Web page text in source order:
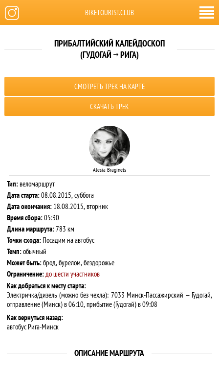
BIKETOURIST.CLUB
ПРИБАЛТИЙСКИЙ КАЛЕЙДОСКОП
(ГУДОГАЙ РИГА)
СМОТРЕТЬ ТРЕК НА КАРТЕ
СКАЧАТЬ ТРЕК
Alesia Braginets
Тип:веломаршрут
Дата старта:08.08.2015, суббота
Дата окончания:18.08.2015, вторник
Время сбора:05:30
Длина маршрута:783 км
Точки схода:Посадим на автобус
Темп:обычный
Может быть:брод, бурелом, бездорожье
Ограничение:до шести участников
Как добраться к месту старта:
Электричка/дизель (можно без чехла): 7033 Минск-Пассажирский — Гудогай,
отправление (Минск) в 06:10, прибытие (Гудогай) в 09:08
Как вернуться назад:
автобус Рига-Минск
ОПИСАНИЕ МАРШРУТА